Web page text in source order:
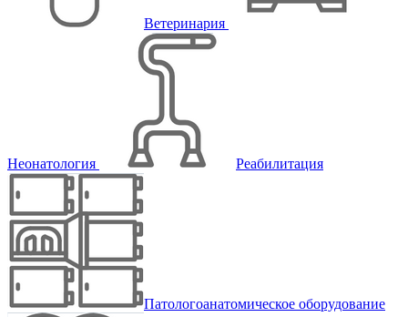
Ветеринария
Неонатология Реабилитация
Патологоанатомическое оборудование